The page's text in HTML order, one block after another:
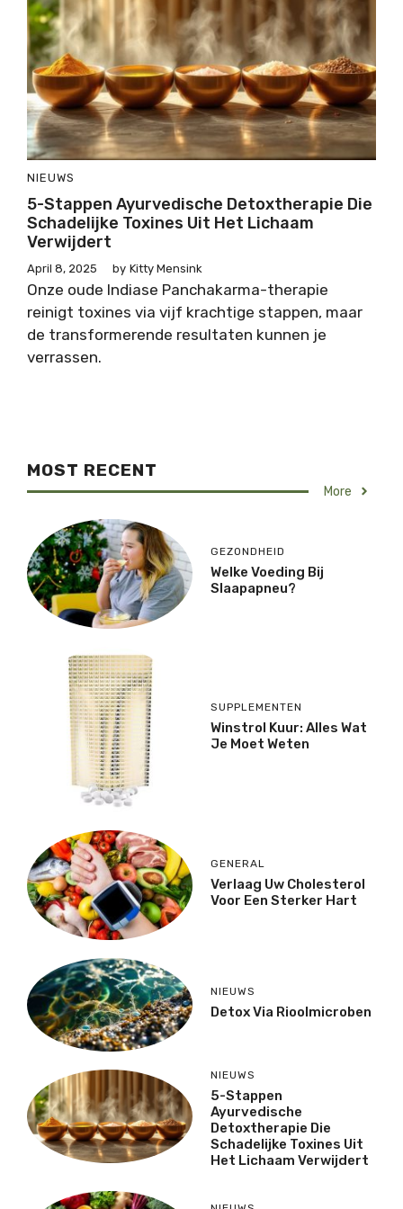
NIEUWS
5-Stappen Ayurvedische Detoxtherapie Die
Schadelijke Toxines Uit Het Lichaam
Verwijdert
April 8, 2025 by Kitty Mensink
Onze oude Indiase Panchakarma-therapie
reinigt toxines via vijf krachtige stappen, maar
de transformerende resultaten kunnen je
verrassen.
MOST RECENT
More
GEZONDHEID
Welke Voeding Bij
Slaapapneu?
SUPPLEMENTEN
Winstrol Kuur: Alles Wat
Je Moet Weten
GENERAL
Verlaag Uw Cholesterol
Voor Een Sterker Hart
NIEUWS
Detox Via Rioolmicroben
NIEUWS
5-Stappen
Ayurvedische
Detoxtherapie Die
Schadelijke Toxines Uit
Het Lichaam Verwijdert